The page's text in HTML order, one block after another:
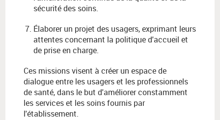
sécurité des soins.
Élaborer un projet des usagers, exprimant leurs
attentes concernant la politique d'accueil et
de prise en charge.
Ces missions visent à créer un espace de
dialogue entre les usagers et les professionnels
de santé, dans le but d'améliorer constamment
les services et les soins fournis par
l'établissement.